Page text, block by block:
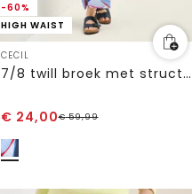
-60%
HIGH WAIST
CECIL
7/8 twill broek met structuur
€ 24,00€59,99